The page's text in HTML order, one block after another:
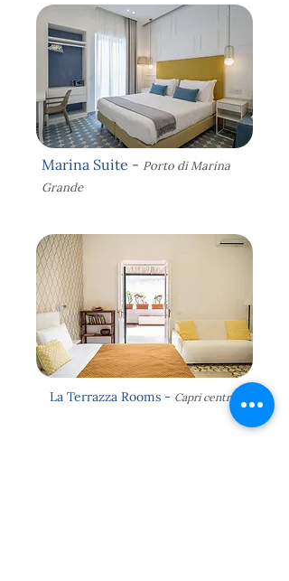
Marina Suite - Porto di Marina
Grande
La Terrazza Rooms - Capri centro